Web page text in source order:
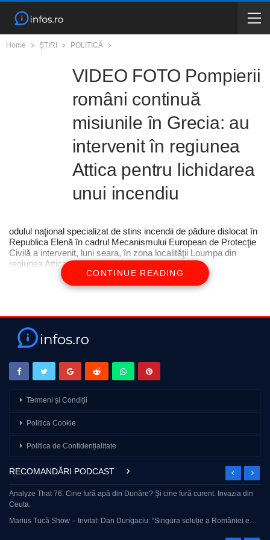
Home ȘTIRI POLITICĂ
VIDEO FOTO Pompierii
români continuă
misiunile în Grecia: au
intervenit în regiunea
Attica pentru lichidarea
unui incendiu
odulul naţional specializat de stins incendii de pădure dislocat în
Republica Elenă în cadrul Mecanismului European de Protecţie
Civilă a intervenit, luni seara, în zona localităţii Loumpa din
regiunea Attica
CONTINUE READING
Termeni și Condiții
Politica Cookie
Politica de Confidențialitate
RECOMANDĂRI PODCAST
Analyze That 76. Cine fură apă din Dunăre? Și cine fură curent. Invazia din
Ceuta.
Marius Tucă Show – Invitat: Dan Dungaciu: “Singura soluție a României e…